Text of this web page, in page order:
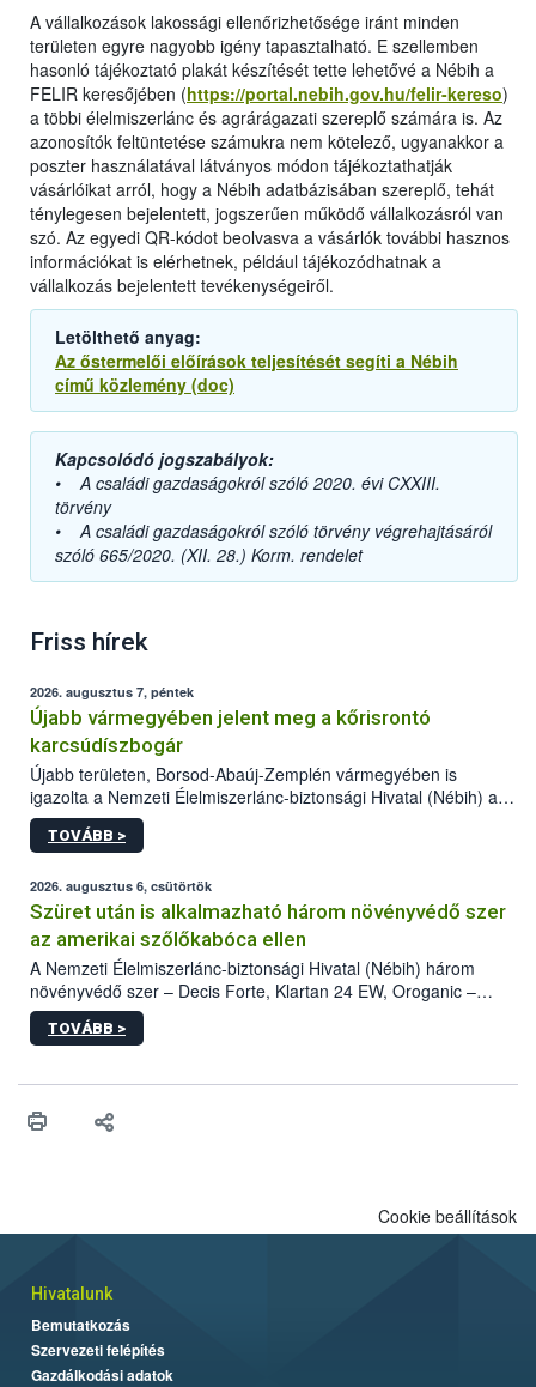
A vállalkozások lakossági ellenőrizhetősége iránt minden
területen egyre nagyobb igény tapasztalható. E szellemben
hasonló tájékoztató plakát készítését tette lehetővé a Nébih a
FELIR keresőjében (https://portal.nebih.gov.hu/felir-kereso)
a többi élelmiszerlánc és agrárágazati szereplő számára is. Az
azonosítók feltüntetése számukra nem kötelező, ugyanakkor a
poszter használatával látványos módon tájékoztathatják
vásárlóikat arról, hogy a Nébih adatbázisában szereplő, tehát
ténylegesen bejelentett, jogszerűen működő vállalkozásról van
szó. Az egyedi QR-kódot beolvasva a vásárlók további hasznos
információkat is elérhetnek, például tájékozódhatnak a
vállalkozás bejelentett tevékenységeiről.
Letölthető anyag:
Az őstermelői előírások teljesítését segíti a Nébih
című közlemény (doc)
Kapcsolódó jogszabályok:
• A családi gazdaságokról szóló 2020. évi CXXIII.
törvény
• A családi gazdaságokról szóló törvény végrehajtásáról
szóló 665/2020. (XII. 28.) Korm. rendelet
Friss hírek
2026. augusztus 7, péntek
Újabb vármegyében jelent meg a kőrisrontó
karcsúdíszbogár
Újabb területen, Borsod-Abaúj-Zemplén vármegyében is
igazolta a Nemzeti Élelmiszerlánc-biztonsági Hivatal (Nébih) a
kőrisrontó karcsúdíszbogár (Agrilus planipennis) jelenlétét. A
kártevőt nem csak színcsapdában találták meg, de már fertőzött
az intenzív felderítést, emellett az intézkedéseket a szlovák
hatósággal is összehangolják a terjedés megállítása érdekében.
TOVÁBB >
2026. augusztus 6, csütörtök
Szüret után is alkalmazható három növényvédő szer
az amerikai szőlőkabóca ellen
A Nemzeti Élelmiszerlánc-biztonsági Hivatal (Nébih) három
növényvédő szer – Decis Forte, Klartan 24 EW, Oroganic –
engedélyokiratát módosította, így azok a szüretet követően,
egészen a vesszőérettség (BBCH 91) stádiumáig
érésű szőlőkben is legyen lehetőség a károsító elleni további
felhasználók számára is elérhető és ökológiai termesztésben is
TOVÁBB >
Cookie beállítások
Hivatalunk
Bemutatkozás
Szervezeti felépítés
Gazdálkodási adatok